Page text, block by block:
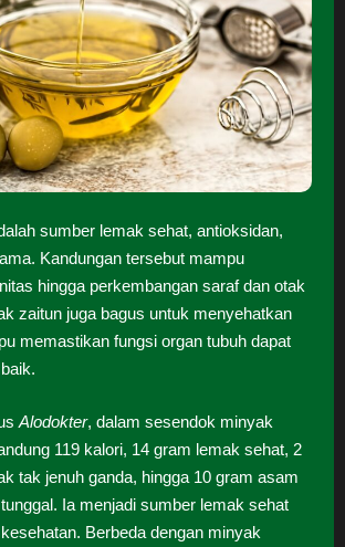
sumber lemak sehat, antioksidan,
Kandungan tersebut mampu
hingga perkembangan saraf dan otak
zaitun juga bagus untuk menyehatkan
memastikan fungsi organ tubuh dapat
Alodokter, dalam sesendok minyak
119 kalori, 14 gram lemak sehat, 2
tak jenuh ganda, hingga 10 gram asam
Ia menjadi sumber lemak sehat
Berbeda dengan minyak